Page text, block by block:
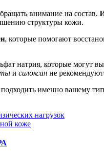
внимание на состав.
структуры кожи.
, которые помогают
натрия, которые могут
и силоксан не
именно вашему
нагрузок
коже